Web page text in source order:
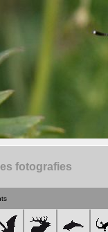
fotografies